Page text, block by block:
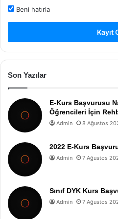
Beni hatırla
Kayıt
Son Yazılar
E-Kurs Başvurusu
Öğrencileri İçin
Admin 8 Ağustos
2022 E-Kurs
Admin 7 Ağustos
Sınıf DYK Kurs
Admin 7 Ağustos